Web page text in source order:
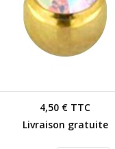
4,50 € TTC
Livraison gratuite